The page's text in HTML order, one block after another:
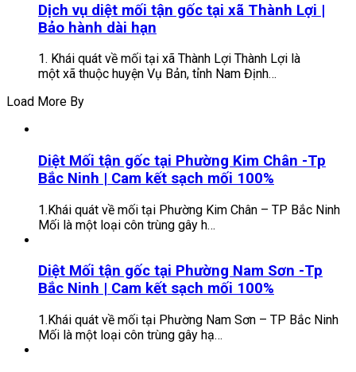
Dịch vụ diệt mối tận gốc tại xã Thành Lợi |
Bảo hành dài hạn
1. Khái quát về mối tại xã Thành Lợi Thành Lợi là
một xã thuộc huyện Vụ Bản, tỉnh Nam Định…
Load More By
Diệt Mối tận gốc tại Phường Kim Chân -Tp
Bắc Ninh | Cam kết sạch mối 100%
1.Khái quát về mối tại Phường Kim Chân – TP Bắc Ninh
Mối là một loại côn trùng gây h…
Diệt Mối tận gốc tại Phường Nam Sơn -Tp
Bắc Ninh | Cam kết sạch mối 100%
1.Khái quát về mối tại Phường Nam Sơn – TP Bắc Ninh
Mối là một loại côn trùng gây hạ…